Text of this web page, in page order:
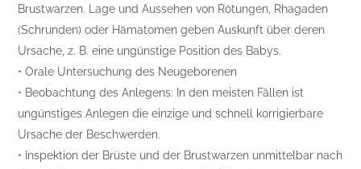
Brustwarzen. Lage und Aussehen von Rötungen, Rhagaden
(Schrunden) oder Hämatomen geben Auskunft über deren
Ursache, z. B. eine ungünstige Position des Babys.
• Orale Untersuchung des Neugeborenen
• Beobachtung des Anlegens: In den meisten Fällen ist
ungünstiges Anlegen die einzige und schnell korrigierbare
Ursache der Beschwerden.
• Inspektion der Brüste und der Brustwarzen unmittelbar nach